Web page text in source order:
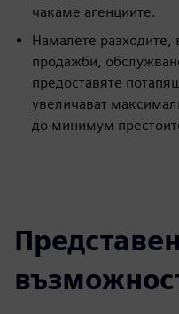
чакаме агенциите.
Намалете разходите,
продажби,
предоставяте
увеличават
до минимум